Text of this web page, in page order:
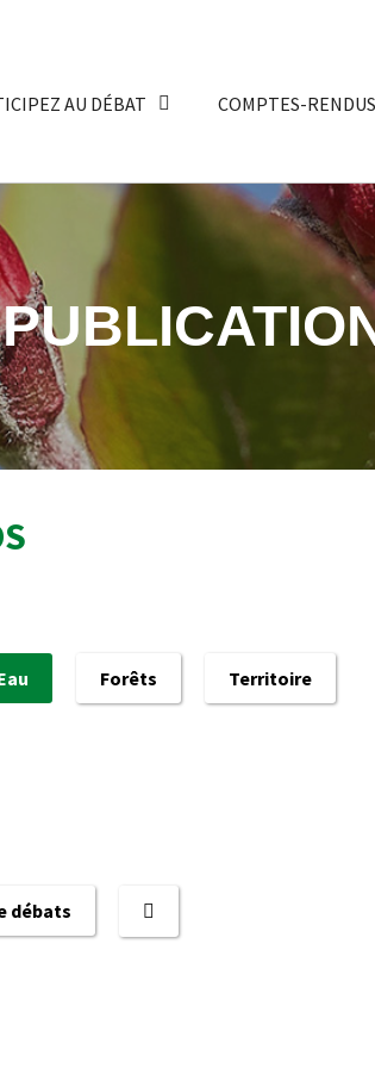
AU DÉBAT COMPTES-
Forêts Territoire
débats